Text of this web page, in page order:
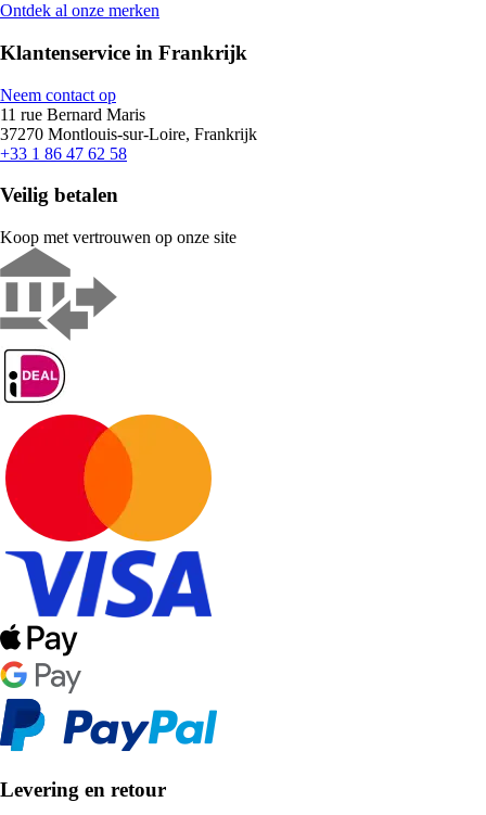
Ontdek al onze merken
Klantenservice in Frankrijk
Neem contact op
11 rue Bernard Maris
37270 Montlouis-sur-Loire, Frankrijk
+33 1 86 47 62 58
Veilig betalen
Koop met vertrouwen op onze site
Levering en retour